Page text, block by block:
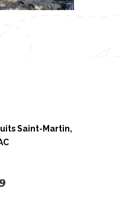
Saint-Martin,